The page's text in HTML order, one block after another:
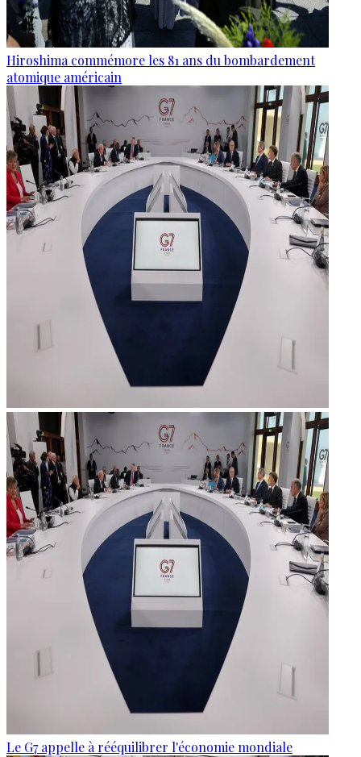
Hiroshima commémore les 81 ans du bombardement
atomique américain
Le G7 appelle à rééquilibrer l'économie mondiale